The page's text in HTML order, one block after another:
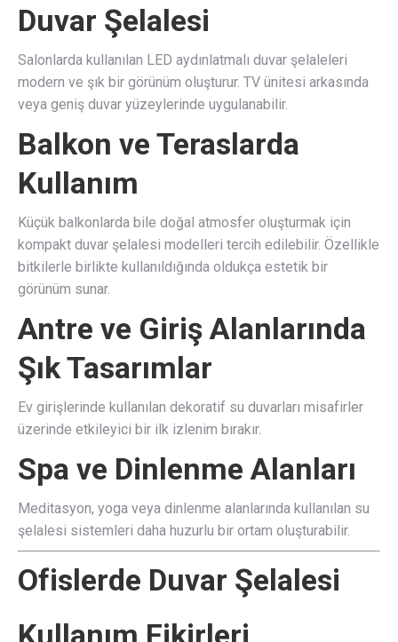
Duvar Şelalesi
Salonlarda kullanılan LED aydınlatmalı duvar şelaleleri
modern ve şık bir görünüm oluşturur. TV ünitesi arkasında
veya geniş duvar yüzeylerinde uygulanabilir.
Balkon ve Teraslarda
Kullanım
Küçük balkonlarda bile doğal atmosfer oluşturmak için
kompakt duvar şelalesi modelleri tercih edilebilir. Özellikle
bitkilerle birlikte kullanıldığında oldukça estetik bir
görünüm sunar.
Antre ve Giriş Alanlarında
Şık Tasarımlar
Ev girişlerinde kullanılan dekoratif su duvarları misafirler
üzerinde etkileyici bir ilk izlenim bırakır.
Spa ve Dinlenme Alanları
Meditasyon, yoga veya dinlenme alanlarında kullanılan su
şelalesi sistemleri daha huzurlu bir ortam oluşturabilir.
Ofislerde Duvar Şelalesi
Kullanım Fikirleri